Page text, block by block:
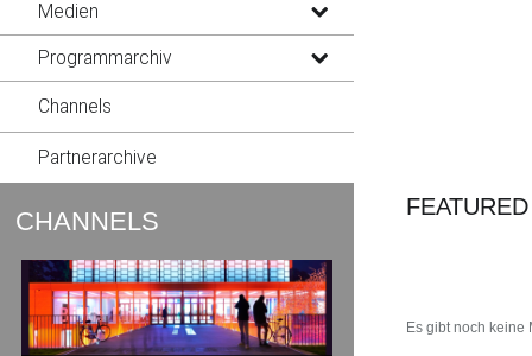
Medien
Programmarchiv
Channels
Partnerarchive
CHANNELS
FEATURED
Es gibt noch keine